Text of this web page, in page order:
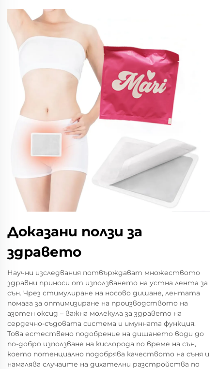
Доказани ползи за
здравето
Научни изследвания потвърждават множеството
здравни приноси от използването на устна лента за
сън. Чрез стимулиране на носово дишане, лентата
помага за оптимизиране на производството на
азотен оксид – важна молекула за здравето на
сердечно-съдовата система и имунната функция.
Това естествено подобрение на дишането води до
по-добро използване на кислорода по време на сън,
което потенциално подобрява качеството на съня и
намалява случаите на дихателни разстройства по